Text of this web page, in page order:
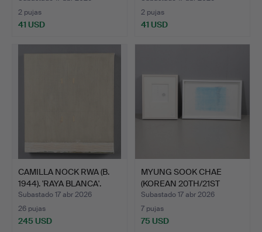
2 pujas
41 USD
2 pujas
41 USD
CAMILLA NOCK RWA (B.
1944). 'RAYA BLANCA'.
Subastado 17 abr 2026
26 pujas
245 USD
MYUNG SOOK CHAE
(KOREAN 20TH/21ST
CENTURY)…
Subastado 17 abr 2026
7 pujas
75 USD